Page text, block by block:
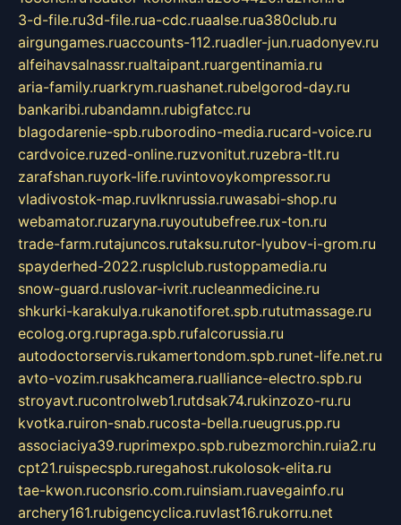
3-d-file.ru3d-file.rua-cdc.ruaalse.rua380club.ru
airgungames.ruaccounts-112.ruadler-jun.ruadonyev.ru
alfeihavsalnassr.rualtaipant.ruargentinamia.ru
aria-family.ruarkrym.ruashanet.rubelgorod-day.ru
bankaribi.rubandamn.rubigfatcc.ru
blagodarenie-spb.ruborodino-media.rucard-voice.ru
cardvoice.ruzed-online.ruzvonitut.ruzebra-tlt.ru
zarafshan.ruyork-life.ruvintovoykompressor.ru
vladivostok-map.ruvlknrussia.ruwasabi-shop.ru
webamator.ruzaryna.ruyoutubefree.rux-ton.ru
trade-farm.rutajuncos.rutaksu.rutor-lyubov-i-grom.ru
spayderhed-2022.rusplclub.rustoppamedia.ru
snow-guard.ruslovar-ivrit.rucleanmedicine.ru
shkurki-karakulya.rukanotiforet.spb.rututmassage.ru
ecolog.org.rupraga.spb.rufalcorussia.ru
autodoctorservis.rukamertondom.spb.runet-life.net.ru
avto-vozim.rusakhcamera.rualliance-electro.spb.ru
stroyavt.rucontrolweb1.rutdsak74.rukinzozo-ru.ru
kvotka.ruiron-snab.rucosta-bella.rueugrus.pp.ru
associaciya39.ruprimexpo.spb.rubezmorchin.ruia2.ru
cpt21.ruispecspb.ruregahost.rukolosok-elita.ru
tae-kwon.ruconsrio.com.ruinsiam.ruavegainfo.ru
archery161.rubigencyclica.ruvlast16.rukorru.net